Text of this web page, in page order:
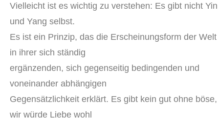
Vielleicht ist es wichtig zu verstehen: Es gibt nicht Yin
und Yang selbst.
Es ist ein Prinzip, das die Erscheinungsform der Welt
in ihrer sich ständig
ergänzenden, sich gegenseitig bedingenden und
voneinander abhängigen
Gegensätzlichkeit erklärt. Es gibt kein gut ohne böse,
wir würde Liebe wohl